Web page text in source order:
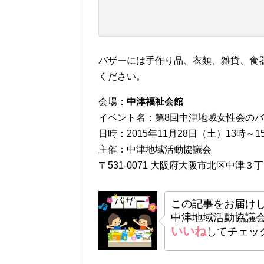
バザーには手作り品、衣類、雑貨、
ください。
会場： 中津福祉会館
イベント名：第8回中津地域女性会の
日時：2015年11月28日（土）13時～
主催：中津地域活動協議会
〒531-0071 大阪府大阪市北区中津３
この記事をお届け
中津地域活動協議
いいね してチェッ